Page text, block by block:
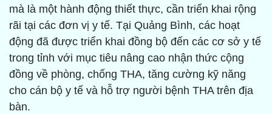
mà là một hành động thiết thực, cần triển khai rộng
rãi tại các đơn vị y tế. Tại Quảng Bình, các hoạt
động đã được triển khai đồng bộ đến các cơ sở y tế
trong tỉnh với mục tiêu nâng cao nhận thức cộng
đồng về phòng, chống THA, tăng cường kỹ năng
cho cán bộ y tế và hỗ trợ người bệnh THA trên địa
bàn.